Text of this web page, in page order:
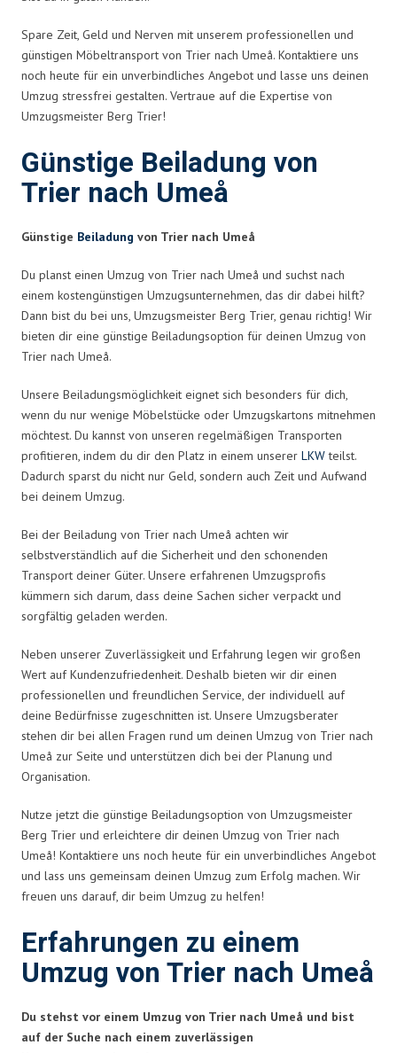
Spare Zeit, Geld und Nerven mit unserem professionellen und
günstigen Möbeltransport von Trier nach Umeå. Kontaktiere uns
noch heute für ein unverbindliches Angebot und lasse uns deinen
Umzug stressfrei gestalten. Vertraue auf die Expertise von
Umzugsmeister Berg Trier!
Günstige Beiladung von
Trier nach Umeå
Günstige Beiladung von Trier nach Umeå
Du planst einen Umzug von Trier nach Umeå und suchst nach
einem kostengünstigen Umzugsunternehmen, das dir dabei hilft?
Dann bist du bei uns, Umzugsmeister Berg Trier, genau richtig! Wir
bieten dir eine günstige Beiladungsoption für deinen Umzug von
Trier nach Umeå.
Unsere Beiladungsmöglichkeit eignet sich besonders für dich,
wenn du nur wenige Möbelstücke oder Umzugskartons mitnehmen
möchtest. Du kannst von unseren regelmäßigen Transporten
profitieren, indem du dir den Platz in einem unserer LKWteilst.
Dadurch sparst du nicht nur Geld, sondern auch Zeit und Aufwand
bei deinem Umzug.
Bei der Beiladung von Trier nach Umeå achten wir
selbstverständlich auf die Sicherheit und den schonenden
Transport deiner Güter. Unsere erfahrenen Umzugsprofis
kümmern sich darum, dass deine Sachen sicher verpackt und
sorgfältig geladen werden.
Neben unserer Zuverlässigkeit und Erfahrung legen wir großen
Wert auf Kundenzufriedenheit. Deshalb bieten wir dir einen
professionellen und freundlichen Service, der individuell auf
deine Bedürfnisse zugeschnitten ist. Unsere Umzugsberater
stehen dir bei allen Fragen rund um deinen Umzug von Trier nach
Umeå zur Seite und unterstützen dich bei der Planung und
Organisation.
Nutze jetzt die günstige Beiladungsoption von Umzugsmeister
Berg Trier und erleichtere dir deinen Umzug von Trier nach
Umeå! Kontaktiere uns noch heute für ein unverbindliches Angebot
und lass uns gemeinsam deinen Umzug zum Erfolg machen. Wir
freuen uns darauf, dir beim Umzug zu helfen!
Erfahrungen zu einem
Umzug von Trier nach Umeå
Du stehst vor einem Umzug von Trier nach Umeå und bist
auf der Suche nach einem zuverlässigen